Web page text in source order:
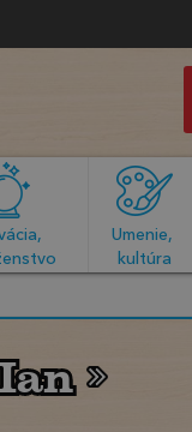
Umenie,
kultúra